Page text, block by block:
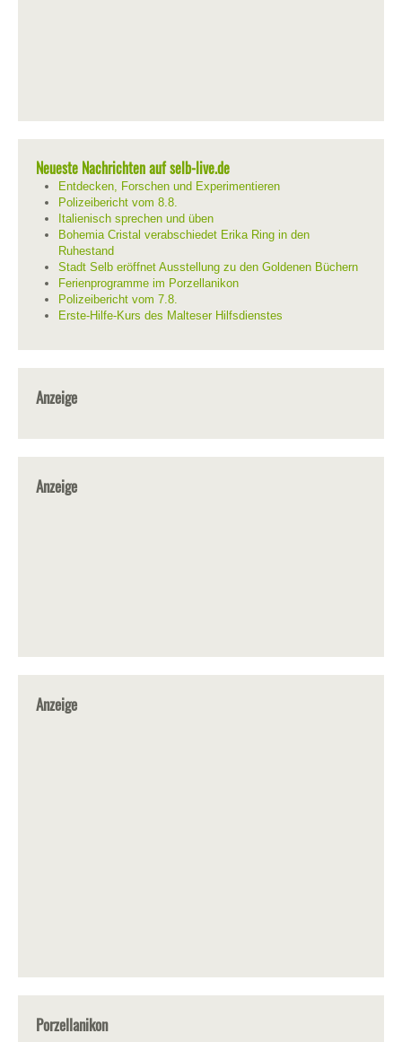
Neueste Nachrichten auf selb-live.de
Entdecken, Forschen und Experimentieren
Polizeibericht vom 8.8.
Italienisch sprechen und üben
Bohemia Cristal verabschiedet Erika Ring in den
Ruhestand
Stadt Selb eröffnet Ausstellung zu den Goldenen Büchern
Ferienprogramme im Porzellanikon
Polizeibericht vom 7.8.
Erste-Hilfe-Kurs des Malteser Hilfsdienstes
Anzeige
Anzeige
Anzeige
Porzellanikon